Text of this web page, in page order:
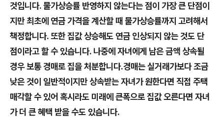
것입니다. 물가상승률 반영하지 않는다는 점이 가장 큰 단점이
지만 최초에 연금 가격을 계산할 때 물가상승률까지 고려해서
책정합니다. 또한 집값 상승해도 연금 인상되지 않는 것도 단
점이라고 할 수 있습니다. 나중에 자녀에게 남은 금액 상속될
경우 보통 경매로 집을 처분합니다.경매는 실거래가보다 조금
낮은 것이 일반적이지만 상속받는 자녀가 원한다면 직접 주택
매각할 수 있어 혹시라도 미래에 큰폭으로 집값 오른다면 자녀
가 더 큰 혜택 받을 수도 있습니다.